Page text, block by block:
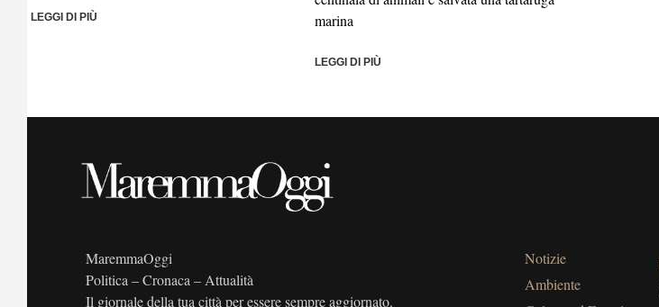
LEGGI DI PIÙ
marina
LEGGI DI PIÙ
MaremmaOggi
Politica – Cronaca – Attualità
Il giornale della tua città per essere sempre aggiornato.
Notizie
Ambiente